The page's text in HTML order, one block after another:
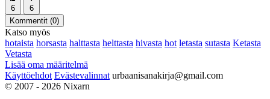
6
6
Kommentit (0)
Katso myös
hotaista horsasta halttasta helttasta hivasta hot letasta sutasta Ketasta
Vetasta
Lisää oma määritelmä
Käyttöehdot Evästevalinnat urbaanisanakirja@gmail.com
© 2007 - 2026 Nixarn